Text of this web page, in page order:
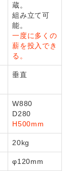
蔵。
組み立て可
能。
一度に多くの
薪を投入でき
る。
垂直
W880
D280
H500mm
20kg
φ120mm